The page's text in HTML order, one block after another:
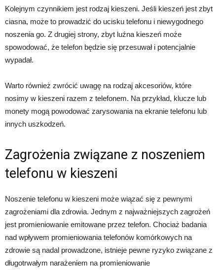
Kolejnym czynnikiem jest rodzaj kieszeni. Jeśli kieszeń jest zbyt
ciasna, może to prowadzić do ucisku telefonu i niewygodnego
noszenia go. Z drugiej strony, zbyt luźna kieszeń może
spowodować, że telefon będzie się przesuwał i potencjalnie
wypadał.
Warto również zwrócić uwagę na rodzaj akcesoriów, które
nosimy w kieszeni razem z telefonem. Na przykład, klucze lub
monety mogą powodować zarysowania na ekranie telefonu lub
innych uszkodzeń.
Zagrożenia związane z noszeniem
telefonu w kieszeni
Noszenie telefonu w kieszeni może wiązać się z pewnymi
zagrożeniami dla zdrowia. Jednym z najważniejszych zagrożeń
jest promieniowanie emitowane przez telefon. Chociaż badania
nad wpływem promieniowania telefonów komórkowych na
zdrowie są nadal prowadzone, istnieje pewne ryzyko związane z
długotrwałym narażeniem na promieniowanie